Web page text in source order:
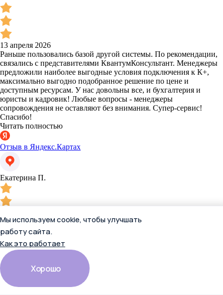
13 апреля 2026
Раньше пользовались базой другой системы. По рекомендации,
связались с представителями КвантумКонсультант. Менеджеры
предложили наиболее выгодные условия подключения к К+,
максимально выгодно подобранное решение по цене и
доступным ресурсам. У нас довольны все, и бухгалтерия и
юристы и кадровик! Любые вопросы - менеджеры
сопровождения не оставляют без внимания. Супер-сервис!
Спасибо!
Читать полностью
Отзыв в Яндекс.Картах
Екатерина П.
13 апреля 2026
Раньше пользовались базой другой системы. По рекомендации,
связались с представителями КвантумКонсультант. Менеджеры
предложили наиболее выгодные условия подключения к К+,
максимально выгодно подобранное решение по цене и
Мы используем cookie, чтобы улучшать
работу сайта.
Как это работает
Хорошо